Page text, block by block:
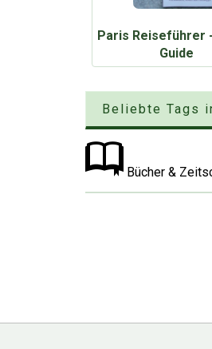
Paris Reiseführer
Guide
Beliebte Tags
Bücher &